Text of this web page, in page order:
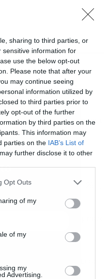
sharing to third parties, or
sensitive information for
use the below opt-out
Please note that after your
may continue seeing
information utilized by
to third parties prior to
opt-out of the further
by third parties on the
This information may
parties on the IAB’s List of
further disclose it to other
Opt Outs
of my
of my
my
Advertising.
για μπλόκο σε ΗΠΑ-
ιρανικούς περιορισμούς
80 δολάρια το Brent
Εκρηκτικό drone στο
4,21 δισ. δολάρια (+28%)
τα έργα σε όλο το μήκος
δολάρια: Το νέο